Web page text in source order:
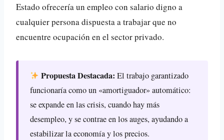
Estado ofrecería un empleo con salario digno a
cualquier persona dispuesta a trabajar que no
encuentre ocupación en el sector privado.
Propuesta Destacada: El trabajo garantizado
funcionaría como un «amortiguador» automático:
se expande en las crisis, cuando hay más
desempleo, y se contrae en los auges, ayudando a
estabilizar la economía y los precios.